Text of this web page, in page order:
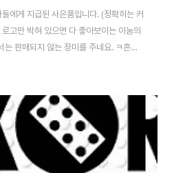
에게 지급된 사은품입니다. (정확히는 커
고만 박혀 있으면 다 좋아보이는 이눔의
는 판매되지 않는 장미를 주네요. ㅋ흔해
리고 커스텀 피규어 하나. 소소합니다.
기분이 있어요. ^^;